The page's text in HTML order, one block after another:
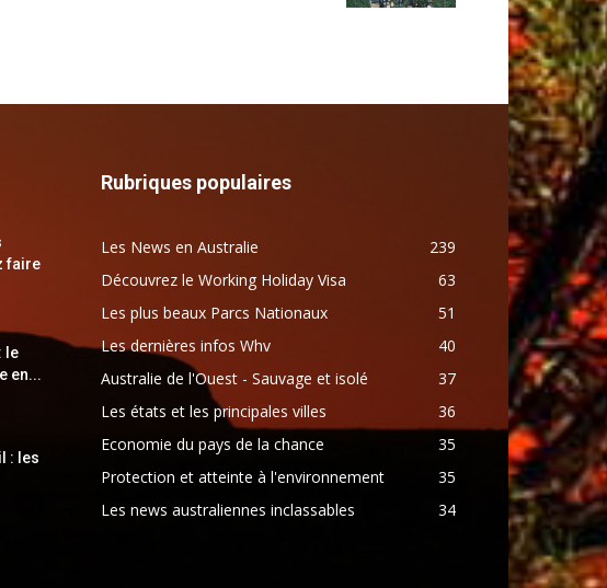
faire
le
en...
: les
Rubriques populaires
Les News en Australie
239
Découvrez le Working Holiday Visa
63
Les plus beaux Parcs Nationaux
51
Les dernières infos Whv
40
Australie de l'Ouest - Sauvage et isolé
37
Les états et les principales villes
36
Economie du pays de la chance
35
Protection et atteinte à l'environnement
35
Les news australiennes inclassables
34